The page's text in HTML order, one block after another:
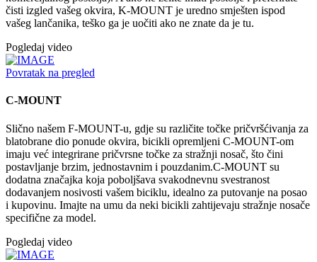
čisti izgled vašeg okvira, K-MOUNT je uredno smješten ispod
vašeg lančanika, teško ga je uočiti ako ne znate da je tu.
Pogledaj video
Povratak na pregled
C-MOUNT
Slično našem F-MOUNT-u, gdje su različite točke pričvršćivanja za
blatobrane dio ponude okvira, bicikli opremljeni C-MOUNT-om
imaju već integrirane pričvrsne točke za stražnji nosač, što čini
postavljanje brzim, jednostavnim i pouzdanim.C-MOUNT su
dodatna značajka koja poboljšava svakodnevnu svestranost
dodavanjem nosivosti vašem biciklu, idealno za putovanje na posao
i kupovinu. Imajte na umu da neki bicikli zahtijevaju stražnje nosače
specifične za model.
Pogledaj video